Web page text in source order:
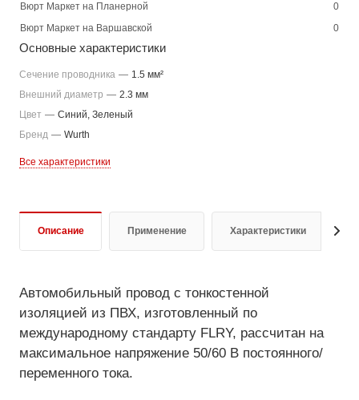
Вюрт Маркет на Планерной
0
Вюрт Маркет на Варшавской
0
Основные характеристики
Сечение проводника — 1.5 мм²
Внешний диаметр — 2.3 мм
Цвет — Синий, Зеленый
Бренд — Wurth
Все характеристики
Описание Применение Характеристики
Автомобильный провод с тонкостенной
изоляцией из ПВХ, изготовленный по
международному стандарту FLRY, рассчитан на
максимальное напряжение 50/60 В постоянного/
переменного тока.